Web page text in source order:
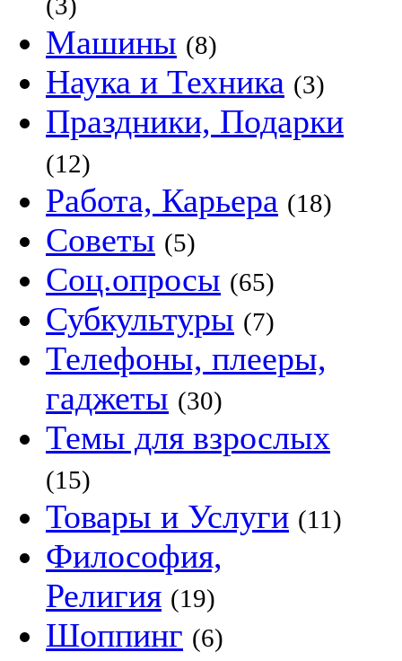
Машины (8)
Наука и Техника (3)
Праздники, Подарки
(12)
Работа, Карьера (18)
Советы (5)
Соц.опросы (65)
Субкультуры (7)
Телефоны, плееры,
гаджеты (30)
Темы для взрослых
(15)
Товары и Услуги (11)
Философия,
Религия (19)
Шоппинг (6)